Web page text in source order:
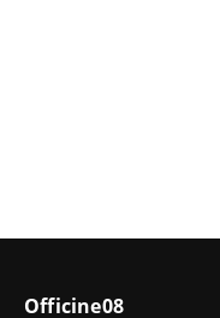
Officine08